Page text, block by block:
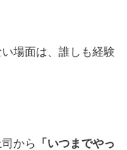
場面は、誰しも経験
から
「いつまでやっ